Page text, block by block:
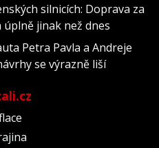
silnicích: Doprava za
úplně jinak než dnes
Petra Pavla a Andreje
se výrazně liší